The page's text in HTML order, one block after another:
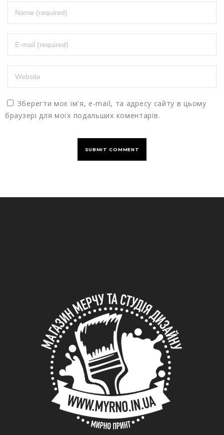
Зберегти моє ім'я, e-mail, та адресу сайту в цьому
браузері для моїх подальших коментарів.